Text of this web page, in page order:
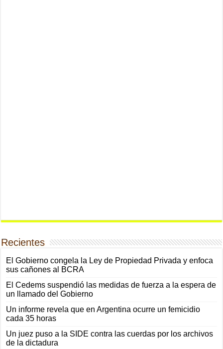
Recientes
El Gobierno congela la Ley de Propiedad Privada y enfoca
sus cañones al BCRA
El Cedems suspendió las medidas de fuerza a la espera de
un llamado del Gobierno
Un informe revela que en Argentina ocurre un femicidio
cada 35 horas
Un juez puso a la SIDE contra las cuerdas por los archivos
de la dictadura